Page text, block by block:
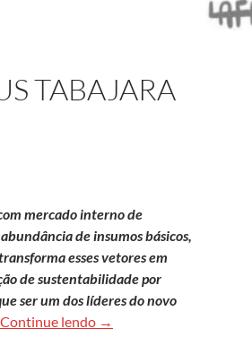
TABAJARA
mercado interno de
de insumos básicos,
esses vetores em
de sustentabilidade por
ser um dos líderes do novo
Continue lendo Viralatismo reverso, um
→